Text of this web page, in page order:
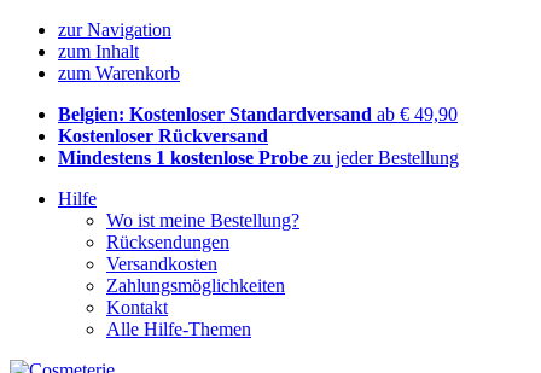
zur Navigation
zum Inhalt
zum Warenkorb
Belgien: Kostenloser Standardversand ab € 49,90
Kostenloser Rückversand
Mindestens 1 kostenlose Probe zu jeder Bestellung
Hilfe
Wo ist meine Bestellung?
Rücksendungen
Versandkosten
Zahlungsmöglichkeiten
Kontakt
Alle Hilfe-Themen